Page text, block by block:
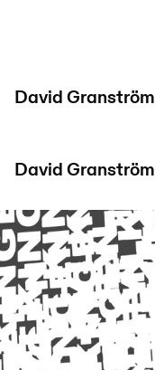
David Granström
David Granström